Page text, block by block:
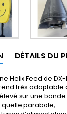
DÉTAILS DU
Helix Feed de
très adaptable
sur une
quelle parabole,